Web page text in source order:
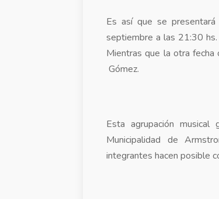
Es así que se
septiembre a las 21:30
Mientras que la otra
Gómez.
Esta agrupación
Municipalidad de
integrantes hacen posible